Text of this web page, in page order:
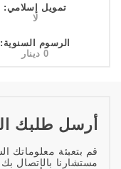
تمويل إسلامي:
لا
الرسوم السنوية:
0 دينار
أرسل طلبك
قم بتعبئة معلوماتك
مستشارنا بالإتصال